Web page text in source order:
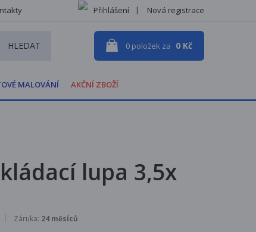
Přihlášení Nová registrace
HLEDAT 0 položek za 0 Kč
MALOVÁNÍ AKČNÍ ZBOŽÍ
lupa 3,5x
Záruka: 24 měsíců